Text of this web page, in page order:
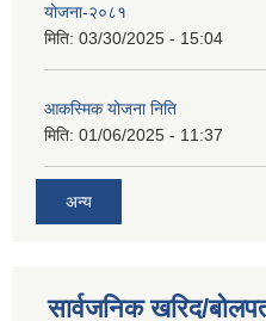
योजना-२०८१
मिति: 03/30/2025 - 15:04
आकस्मिक योजना निति
मिति: 01/06/2025 - 11:37
अन्य
सार्वजनिक खरिद/